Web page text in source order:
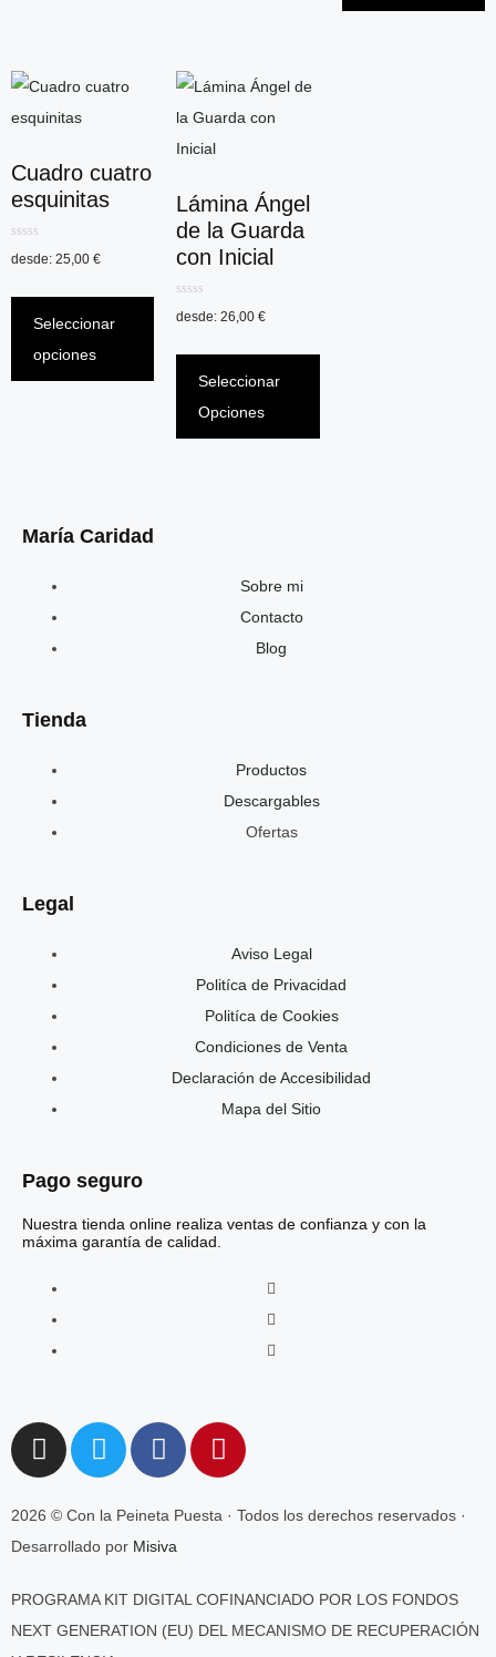
Cuadro cuatro
esquinitas
0
d
desde: 25,00 €
Seleccionar
opciones
Lámina Ángel
de la Guarda
con Inicial
0
d
desde:26,00€
Seleccionar
Opciones
María Caridad
Sobre mi
Contacto
Blog
Tienda
Productos
Descargables
Ofertas
Legal
Aviso Legal
Politíca de Privacidad
Politíca de Cookies
Condiciones de Venta
Declaración de Accesibilidad
Mapa del Sitio
Pago seguro
Nuestra tienda online realiza ventas de confianza y con la
máxima garantía de calidad.
2026 © Con la Peineta Puesta · Todos los derechos reservados ·
Desarrollado por Misiva
PROGRAMA KIT DIGITAL COFINANCIADO POR LOS FONDOS
NEXT GENERATION (EU) DEL MECANISMO DE RECUPERACIÓN